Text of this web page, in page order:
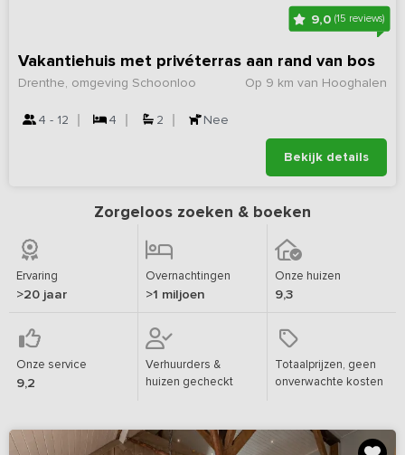
9,0(15 reviews)
Vakantiehuis met privéterras aan rand van bos
Op 9 km van Hooghalen
Drenthe, omgeving Schoonloo
4 - 12 4 2 Nee
Bekijk details
Zorgeloos zoeken & boeken
Ervaring
>20 jaar
Overnachtingen
>1 miljoen
Onze huizen
9,3
Onze service
9,2
Verhuurders &
huizen gecheckt
Totaalprijzen, geen
onverwachte kosten